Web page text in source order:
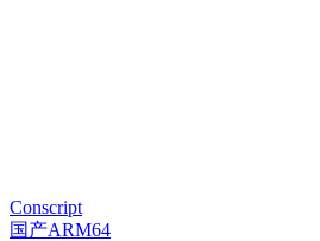
Conscript
国产ARM64